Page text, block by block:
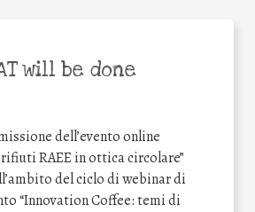
will be done
dell’evento online
RAEE in ottica circolare”
del ciclo di webinar di
“Innovation Coffee: temi di